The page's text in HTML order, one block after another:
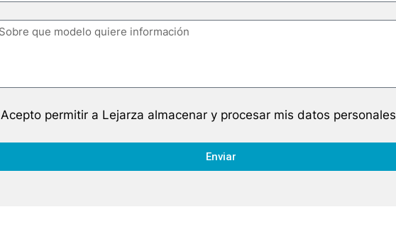
Acepto permitir a Lejarza almacenar y procesar mis datos personales
Enviar